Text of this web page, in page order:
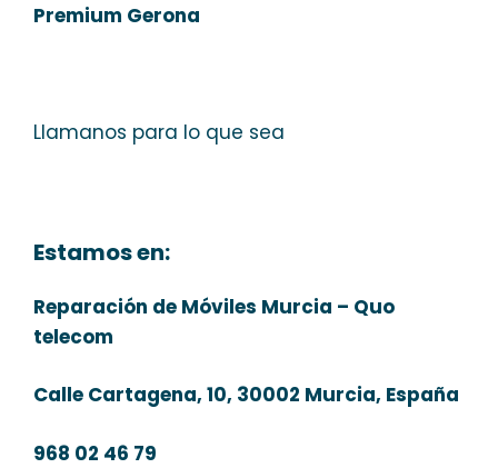
Premium Gerona
Llamanos para lo que sea
Estamos en:
Reparación de Móviles Murcia – Quo
telecom
Calle Cartagena, 10, 30002 Murcia, España
968 02 46 79